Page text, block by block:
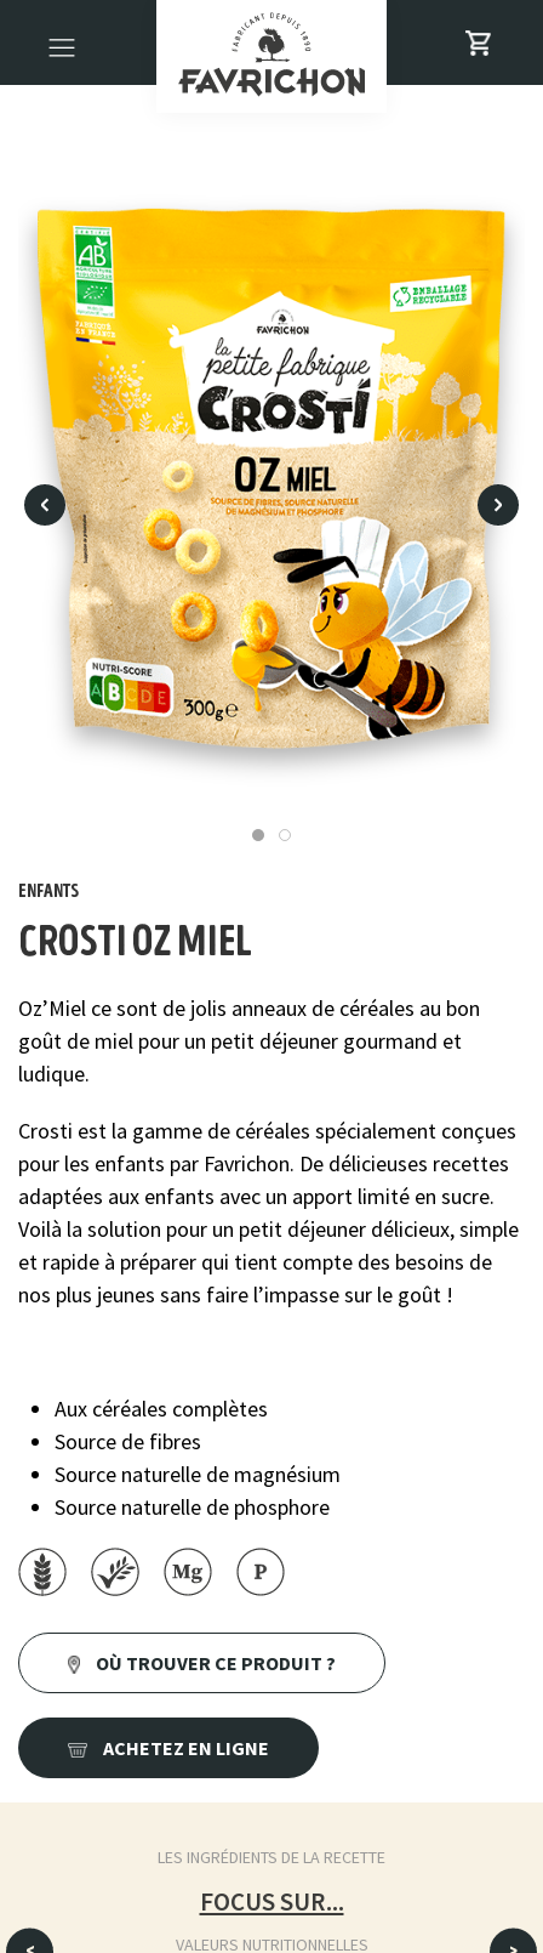
enfants
crosti oz miel
Oz’Miel ce sont de jolis anneaux de céréales au bon
goût de miel pour un petit déjeuner gourmand et
ludique.
Crosti est la gamme de céréales spécialement conçues
pour les enfants par Favrichon. De délicieuses recettes
adaptées aux enfants avec un apport limité en sucre.
Voilà la solution pour un petit déjeuner délicieux, simple
et rapide à préparer qui tient compte des besoins de
nos plus jeunes sans faire l’impasse sur le goût !
Aux céréales complètes
Source de fibres
Source naturelle de magnésium
Source naturelle de phosphore
OÙ TROUVER CE PRODUIT ?
ACHETEZ EN LIGNE
LES INGRÉDIENTS DE LA RECETTE
FOCUS SUR...
VALEURS NUTRITIONNELLES